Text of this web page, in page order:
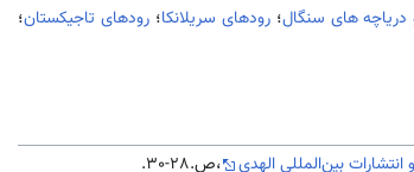
دریاچه های سنگال؛رودهای سریلانکا؛رودهای تاجیکستان؛
بین‌المللی الهدی ،ص.28-30.